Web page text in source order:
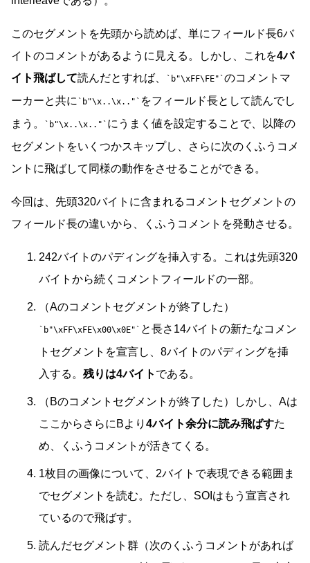
このセグメントを先頭から読めば、単にフィールド長6バ
イトのコメントがあるように見える。しかし、これを4バ
イト飛ばして読んだとすれば、 b"\xFF\FE" のコメントマ
ーカーと共に
b"\x..\x.."
をフィールド長として読んでし
まう。
b"\x..\x.."
にうまく値を設定することで、以降の
セグメントをいくつかスキップし、さらに次のくふうコメ
ントに飛ばして同様の動作をさせることができる。
今回は、先頭320バイトに含まれるコメントセグメントの
フィールド長の違いから、くふうコメントを発動させる。
242バイトのパディングを挿入する。これは先頭320
バイトから続くコメントフィールドの一部。
（Aのコメントセグメントが終了した）
b"\xFF\xFE\x00\x0E"
と長さ14バイトの新たなコメン
トセグメントを宣言し、8バイトのパディングを挿
入する。 残りは4バイト である。
（Bのコメントセグメントが終了した）しかし、Aは
ここからさらにBより 4バイト余分に読み飛ばすた
め、くふうコメントが活きてくる。
1枚目の画像について、2バイトで表現できる範囲ま
でセグメントを読む。ただし、SOIはもう宣言され
ているので飛ばす。
読んだセグメント群（次のくふうコメントがあれば